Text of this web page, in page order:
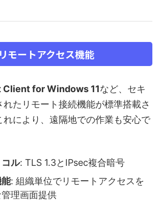
モートアクセス機能
Client for Windows 11など、セキ
れたリモート接続機能が標準搭載さ
れにより、遠隔地での作業も安心で
ル: TLS 1.3とIPsec複合暗号
: 組織単位でリモートアクセスを
理画面提供